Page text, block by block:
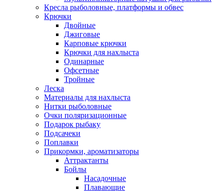
Кресла рыболовные, платформы и обвес
Крючки
Двойные
Джиговые
Карповые крючки
Крючки для нахлыста
Одинарные
Офсетные
Тройные
Леска
Материалы для нахлыста
Нитки рыболовные
Очки поляризационные
Подарок рыбаку
Подсачеки
Поплавки
Прикормки, ароматизаторы
Аттрактанты
Бойлы
Насадочные
Плавающие